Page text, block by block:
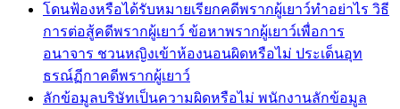
โดนฟ้องหรือได้รับหมายเรียกคดีพรากผู้เยาว์ทำอย่าไร วิธี
การต่อสู้คดีพรากผู้เยาว์ ข้อหาพรากผู้เยาว์เพื่อการ
อนาจาร ชวนหญิงเข้าห้องนอนผิดหรือไม่ ประเด็นอุท
ธรณ์ฏีกาคดีพรากผู้เยาว์
ลักข้อมูลบริษัทเป็นความผิดหรือไม่ พนักงานลักข้อมูล